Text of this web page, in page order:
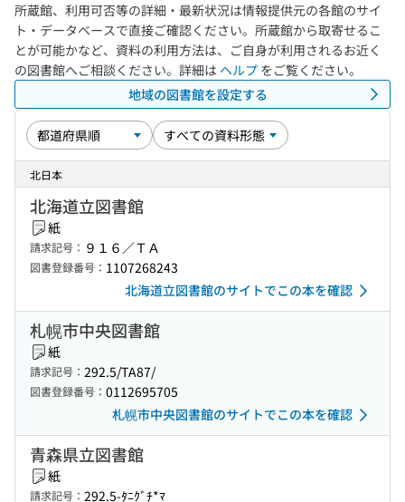
所蔵館、利用可否等の詳細・最新状況は情報提供元の各館のサイ
ト・データベースで直接ご確認ください。所蔵館から取寄せるこ
とが可能かなど、資料の利用方法は、ご自身が利用されるお近く
の図書館へご相談ください。詳細は ヘルプ をご覧ください。
地域の図書館を設定する
北日本
北海道立図書館
紙
請求記号： ９１６／ＴＡ
図書登録番号： 1107268243
北海道立図書館のサイトでこの本を確認
札幌市中央図書館
紙
請求記号： 292.5/TA87/
図書登録番号： 0112695705
札幌市中央図書館のサイトでこの本を確認
青森県立図書館
紙
請求記号： 292.5-ﾀﾆｸﾞﾁ*ﾏ